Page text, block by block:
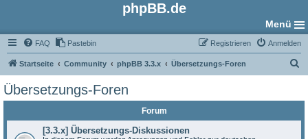
phpBB.de
Menü
FAQ Pastebin Anmelden
Registrieren
Startseite Community phpBB 3.3.x Übersetzungs-Foren
Übersetzungs-Foren
Forum
[3.3.x] Übersetzungs-Diskussionen